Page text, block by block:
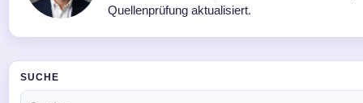
Quellenprüfung aktualisiert.
SUCHE